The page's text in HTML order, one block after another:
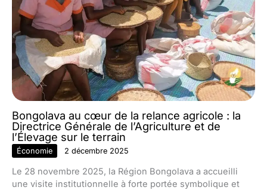
Bongolava au cœur de la relance agricole : la
Directrice Générale de l’Agriculture et de
l’Élevage sur le terrain
Économie 2 décembre 2025
Le 28 novembre 2025, la Région Bongolava a accueilli
une visite institutionnelle à forte portée symbolique et